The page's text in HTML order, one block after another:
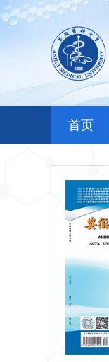
首页